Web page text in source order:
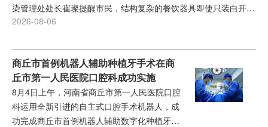
染管理处处长崔璨提醒市民，结构复杂的餐饮器具即使只装白开水
也可能孳生大量细菌，保持干燥是抑制微生物繁殖的重要方式。...
2026-08-06
商丘市首例机器人辅助种植牙手术在商
丘市第一人民医院口腔科成功实施
8月4日上午，河南省商丘市第一人民医院口腔
科运用全新引进的自主式口腔手术机器人，成
功完成商丘市首例机器人辅助数字化种植牙手